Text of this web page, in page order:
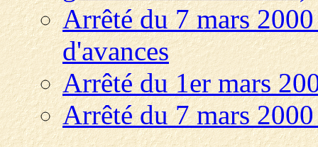
Arrêté du 7 mars
d'avances
Arrêté du 1er mars
Arrêté du 7 mars